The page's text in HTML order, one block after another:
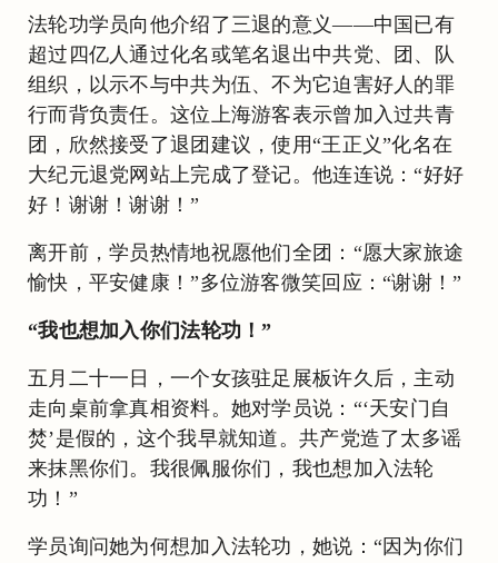
法轮功学员向他介绍了三退的意义——中国已有
超过四亿人通过化名或笔名退出中共党、团、队
组织，以示不与中共为伍、不为它迫害好人的罪
行而背负责任。这位上海游客表示曾加入过共青
团，欣然接受了退团建议，使用“王正义”化名在
大纪元退党网站上完成了登记。他连连说：“好好
好！谢谢！谢谢！”
离开前，学员热情地祝愿他们全团：“愿大家旅途
愉快，平安健康！”多位游客微笑回应：“谢谢！”
“我也想加入你们法轮功！”
五月二十一日，一个女孩驻足展板许久后，主动
走向桌前拿真相资料。她对学员说：“‘天安门自
焚’是假的，这个我早就知道。共产党造了太多谣
来抹黑你们。我很佩服你们，我也想加入法轮
功！”
学员询问她为何想加入法轮功，她说：“因为你们